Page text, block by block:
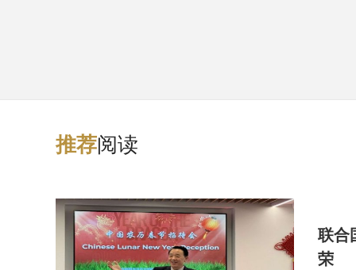
推荐阅读
联合
荣